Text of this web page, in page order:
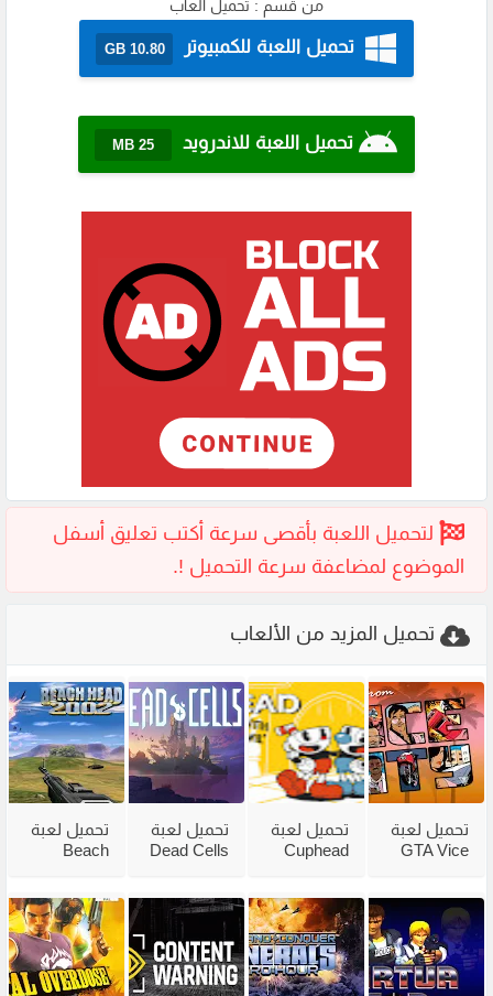
من قسم : تحميل العاب
تحميل اللعبة للكمبيوتر 10.80 GB
تحميل اللعبة للاندرويد 25 MB
تحميل المزيد من الألعاب
تحميل لعبة
GTA Vice
مضغوطة
من ميديا
فاير
تحميل لعبة
Cuphead
فاير بحجم
صغير
تحميل لعبة
Dead Cells
الاضافات
تحميل لعبة
Beach
من ميديا
فاير